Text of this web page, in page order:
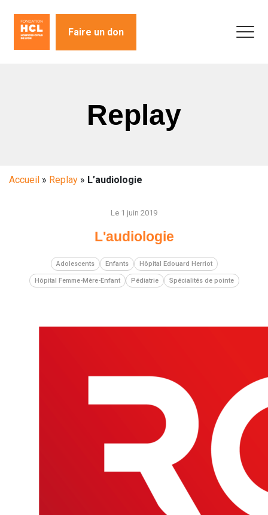
Faire un don
Replay
Accueil » Replay » L’audiologie
Le 1 juin 2019
L'audiologie
Adolescents Enfants Hôpital Edouard Herriot
Hôpital Femme-Mère-Enfant Pédiatrie Spécialités de pointe